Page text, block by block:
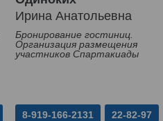
Ирина Анатольевна
Бронирование гостиниц.
Организация размещения
участников Спартакиады
8-919-166-2131 22-82-97